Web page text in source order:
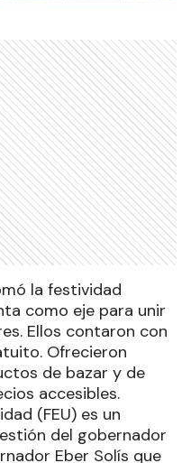
la festividad
como eje para unir
Ellos contaron con
Ofrecieron
de bazar y de
accesibles.
(FEU) es un
del gobernador
Eber Solís que